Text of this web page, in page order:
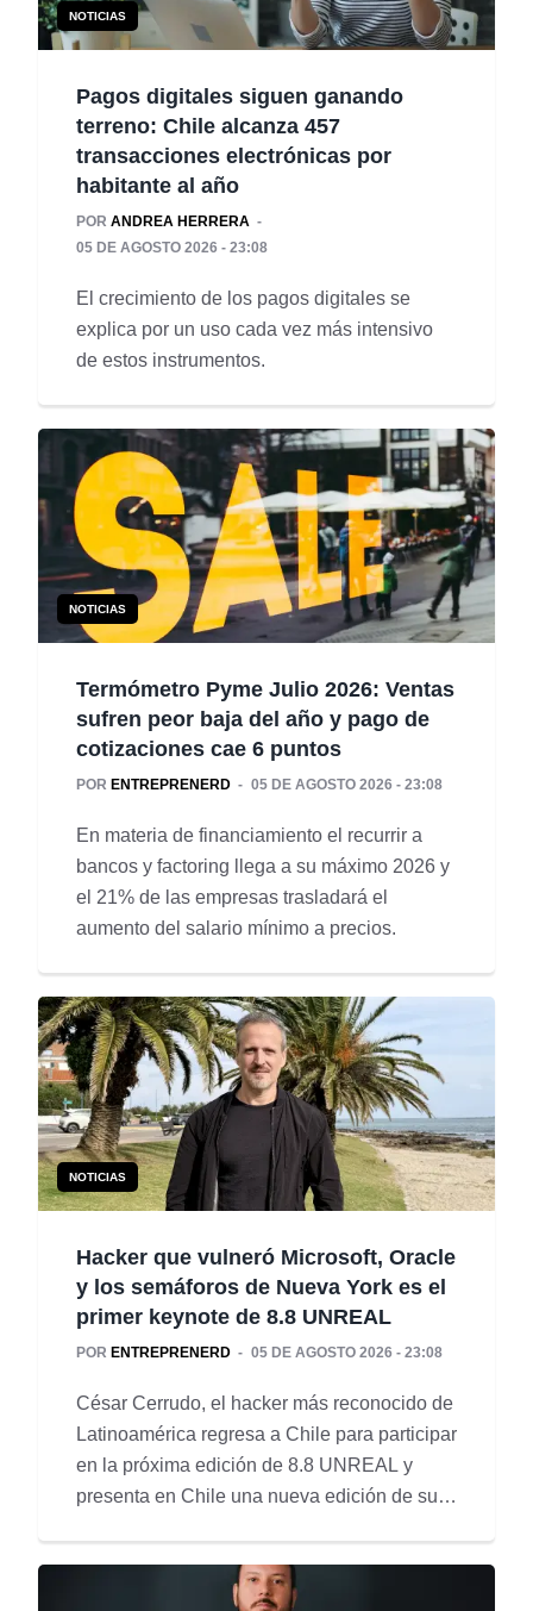
NOTICIAS
Pagos digitales siguen ganando
terreno: Chile alcanza 457
transacciones electrónicas por
habitante al año
POR ANDREA HERRERA
05 DE AGOSTO 2026 - 23:08
El crecimiento de los pagos digitales se
explica por un uso cada vez más intensivo
de estos instrumentos.
NOTICIAS
Termómetro Pyme Julio 2026: Ventas
sufren peor baja del año y pago de
cotizaciones cae 6 puntos
POR ENTREPRENERD 05 DE AGOSTO 2026 - 23:08
En materia de financiamiento el recurrir a
bancos y factoring llega a su máximo 2026 y
el 21% de las empresas trasladará el
aumento del salario mínimo a precios.
NOTICIAS
Hacker que vulneró Microsoft, Oracle
y los semáforos de Nueva York es el
primer keynote de 8.8 UNREAL
POR ENTREPRENERD 05 DE AGOSTO 2026 - 23:08
César Cerrudo, el hacker más reconocido de
Latinoamérica regresa a Chile para participar
en la próxima edición de 8.8 UNREAL y
presenta en Chile una nueva edición de su